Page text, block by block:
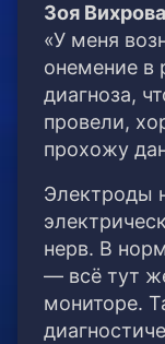
Зоя
«У меня
онемение в
диагноза,
провели,
прохожу
Электроды
нерв. В
— всё тут
мониторе.